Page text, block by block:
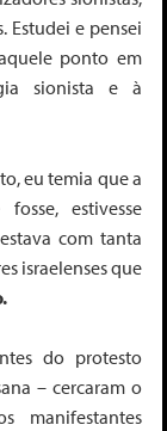
Estudei e pensei
ponto em
sionista e à
eu temia que a
estivesse
com tanta
israelenses que
do protesto
– cercaram o
manifestantes